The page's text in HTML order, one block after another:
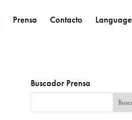
Prensa Contacto Language
Buscador Prensa